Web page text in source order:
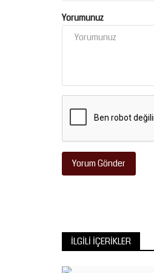
Yorumunuz
Yorum Gönder
İLGILI İÇERIKLER